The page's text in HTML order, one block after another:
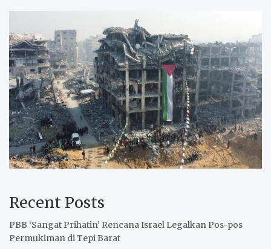
Recent Posts
PBB ‘Sangat Prihatin’ Rencana Israel Legalkan Pos-pos
Permukiman di Tepi Barat